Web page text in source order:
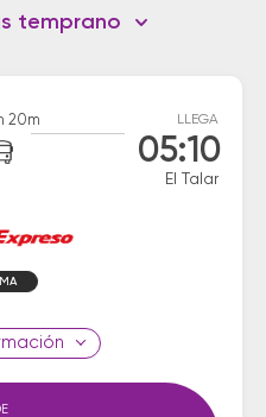
temprano
20m LLEGA
05:10
El Talar